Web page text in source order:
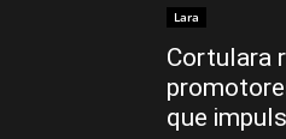
Lara
Cortulara
que